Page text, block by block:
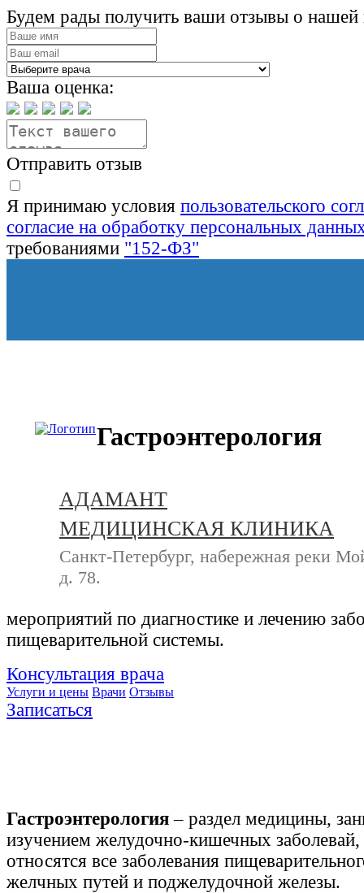
Будем рады получить ваши отзывы о нашей
Ваша оценка:
Отправить отзыв
Я принимаю условия пользовательского
согласие на обработку персональных
требованиями "152-ФЗ"
АДАМАНТ
МЕДИЦИНСКАЯ КЛИНИКА
Санкт-Петербург, набережная реки
д. 78.
Гастроэнтерология
мероприятий по диагностике и лечению
пищеварительной системы.
Консультация врача
Услуги и цены Врачи Отзывы
Записаться
Гастроэнтерология– раздел медицины,
изучением желудочно-кишечных
относятся все заболевания
желчных путей и поджелудочной железы.